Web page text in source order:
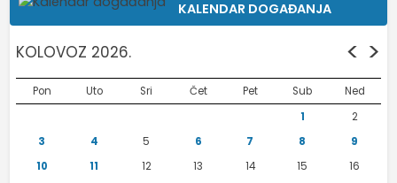
KALENDAR DOGAĐANJA
KOLOVOZ 2026. < >
Pon Uto Sri Čet Pet Sub
Ned
1
2
3
4 5 6 7 8
9
10
11 12 13 14 15
16